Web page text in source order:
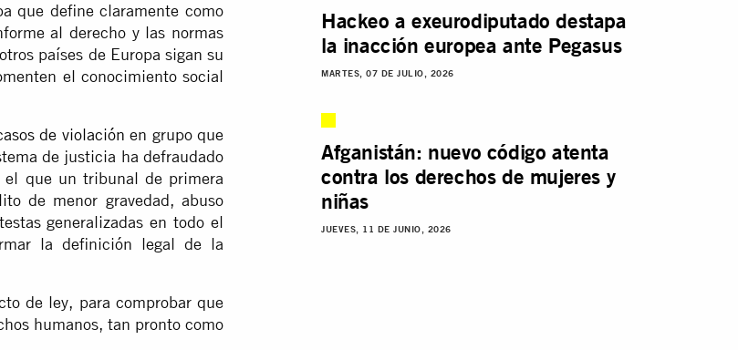
que define claramente como
al derecho y las normas
países de Europa sigan su
el conocimiento social
de violación en grupo que
de justicia ha defraudado
que un tribunal de primera
de menor gravedad, abuso
generalizadas en todo el
la definición legal de la
de ley, para comprobar que
humanos, tan pronto como
Hackeo a exeurodiputado destapa
la inacción europea ante Pegasus
MARTES, 07 DE JULIO, 2026
Afganistán: nuevo código atenta
contra los derechos de mujeres y
niñas
JUEVES, 11 DE JUNIO, 2026